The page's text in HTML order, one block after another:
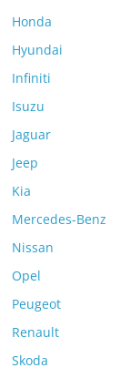
Honda
Hyundai
Infiniti
Isuzu
Jaguar
Jeep
Kia
Mercedes-Benz
Nissan
Opel
Peugeot
Renault
Skoda